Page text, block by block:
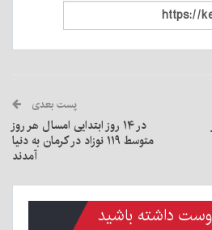
پست بعدی
در ۱۴ روز ابتدایی امسال هر روز
متوسط ۱۱۹ نوزاد در کرمان به دنیا
آمدند
داشته باشید